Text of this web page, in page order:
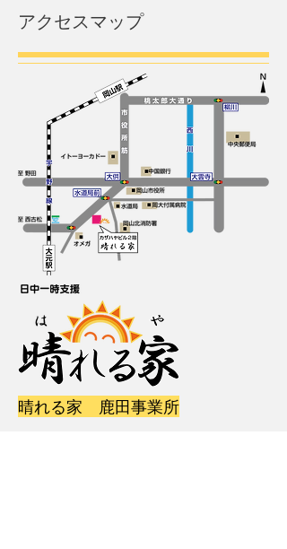
アクセスマップ
晴れる家 鹿田事業所